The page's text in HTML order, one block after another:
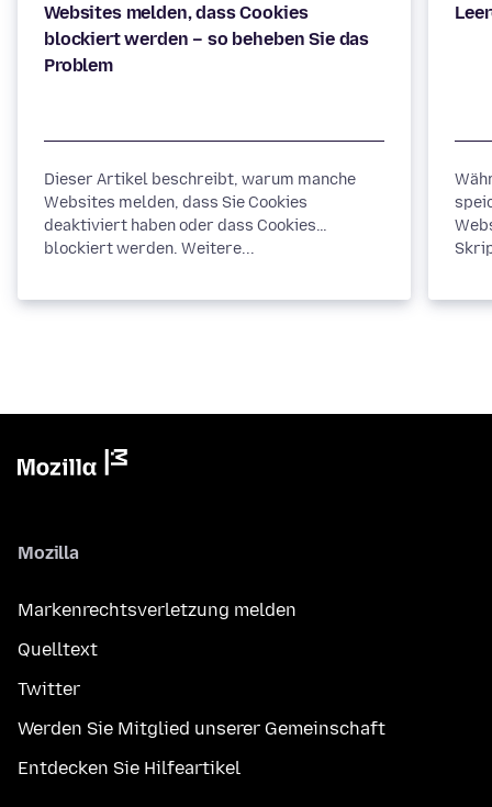
Websites melden, dass Cookies
blockiert werden – so beheben Sie das
Problem
Dieser Artikel beschreibt, warum manche
Websites melden, dass Sie Cookies
deaktiviert haben oder dass Cookies
blockiert werden. Weitere...
Mozilla
Markenrechtsverletzung melden
Quelltext
Twitter
Werden Sie Mitglied unserer Gemeinschaft
Entdecken Sie Hilfeartikel